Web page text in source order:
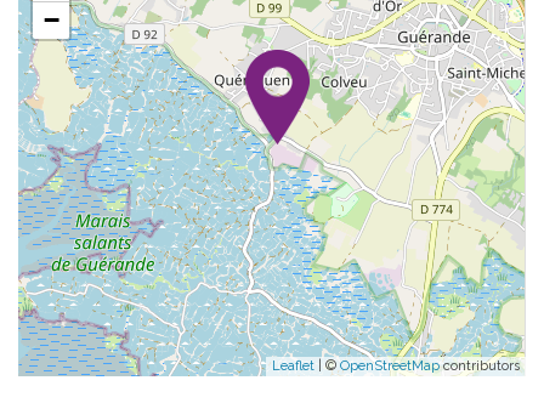
−
Leaflet | © OpenStreetMapcontributors